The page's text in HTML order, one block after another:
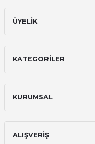
ÜYELİK
KATEGORİLER
KURUMSAL
ALIŞVERİŞ